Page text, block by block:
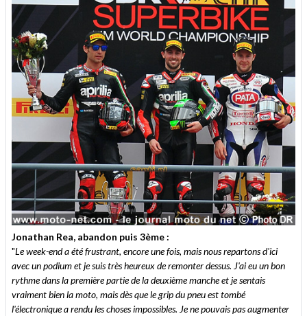
Jonathan Rea, abandon puis 3ème :
"Le week-end a été frustrant, encore une fois, mais nous repartons d'ici
avec un podium et je suis très heureux de remonter dessus. J'ai eu un bon
rythme dans la première partie de la deuxième manche et je sentais
vraiment bien la moto, mais dès que le grip du pneu est tombé
l'électronique a rendu les choses impossibles. Je ne pouvais pas augmenter